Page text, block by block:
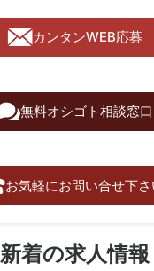
カンタンWEB応募
無料オシゴト相談窓口
お気軽にお問い合せ下さ
新着の求人情報